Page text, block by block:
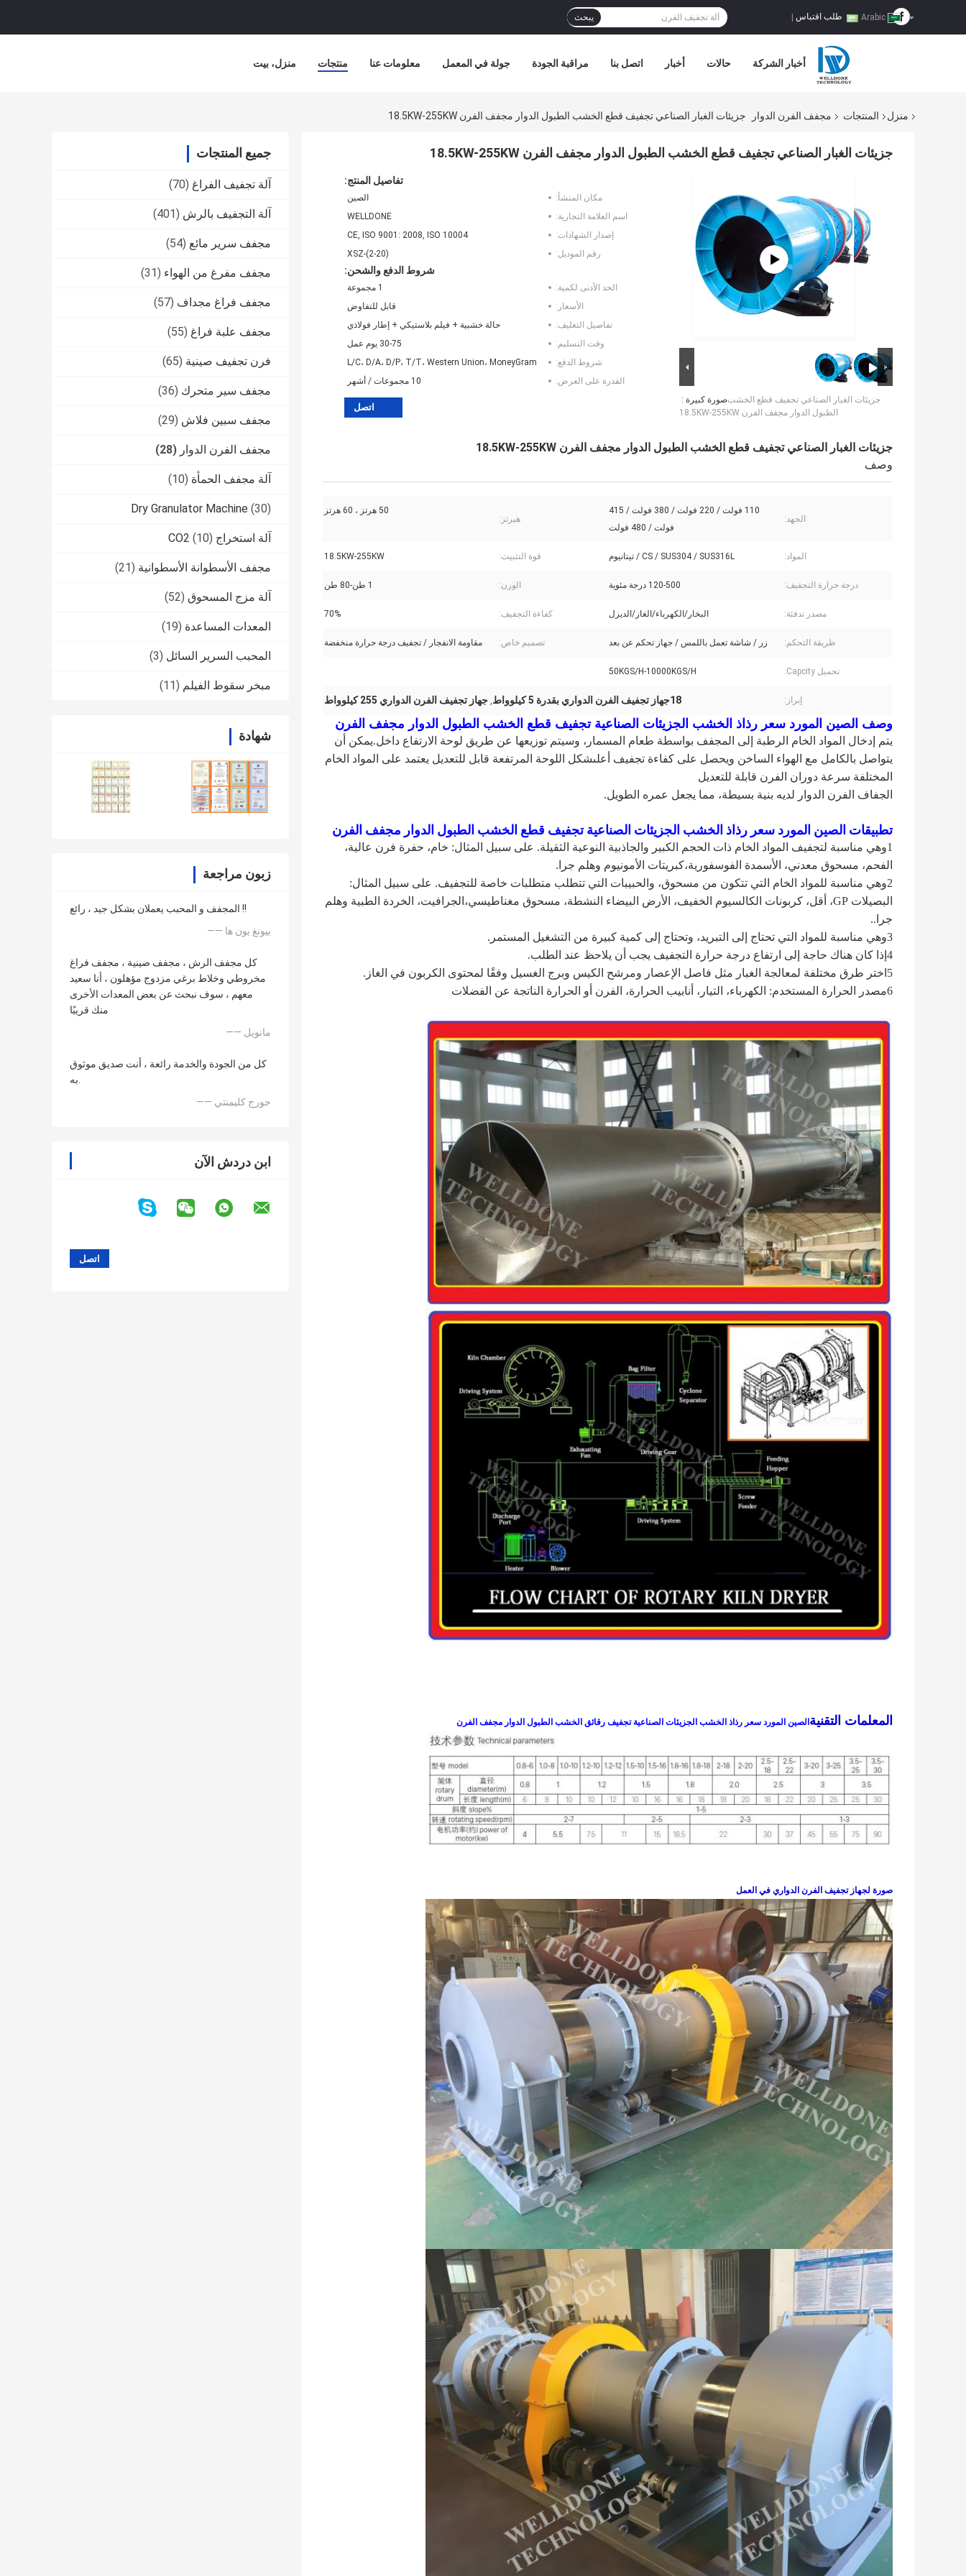
طلب اقتباس يبحث
منزل، بيت منتجات معلومات عنا جولة في المعمل مراقبة الجودة اتصل بنا أخبار حالات أخبار الشركة
منزل المنتجات مجفف الفرن الدوار جزيئات الغبار الصناعي تجفيف قطع الخشب الطبول الدوار مجفف الفرن 18.5KW-255KW
جميع المنتجات
آلة تجفيف الفراغ (70)
آلة التجفيف بالرش (401)
مجفف سرير مائع (54)
مجفف مفرغ من الهواء (31)
مجفف فراغ مجداف (57)
مجفف علبة فراغ (55)
فرن تجفيف صينية (65)
مجفف سير متحرك (36)
مجفف سبين فلاش (29)
مجفف الفرن الدوار (28)
آلة مجفف الحمأة (10)
Dry Granulator Machine (30)
آلة استخراج CO2 (10)
مجفف الأسطوانة الأسطوانية (21)
آلة مزج المسحوق (52)
المعدات المساعدة (19)
المحبب السرير السائل (3)
مبخر سقوط الفيلم (11)
شهادة
زبون مراجعة
المجفف و المحبب يعملان بشكل جيد ، رائع !!
—— بيونغ يون ها
كل مجفف الرش ، مجفف صينية ، مجفف فراغ
مخروطي وخلاط برغي مزدوج مؤهلون ، أنا سعيد
معهم ، سوف نبحث عن بعض المعدات الأخرى
منك قريبًا
—— مانويل
كل من الجودة والخدمة رائعة ، أنت صديق موثوق
به.
—— جورج كليمنتي
ابن دردش الآن
جزيئات الغبار الصناعي تجفيف قطع الخشب الطبول الدوار مجفف الفرن 18.5KW-255KW
صورة كبيرة :جزيئات الغبار الصناعي تجفيف قطع الخشب
الطبول الدوار مجفف الفرن 18.5KW-255KW
تفاصيل المنتج:
مكان المنشأ:
الصين
اسم العلامة التجارية:
WELLDONE
إصدار الشهادات:
CE, ISO 9001: 2008, ISO 10004
رقم الموديل:
XSZ-(2-20)
شروط الدفع والشحن:
الحد الأدنى لكمية:
1 مجموعة
الأسعار:
قابل للتفاوض
تفاصيل التغليف:
حالة خشبية + فيلم بلاستيكي + إطار فولاذي
وقت التسليم:
30-75 يوم عمل
شروط الدفع:
L/C، D/A، D/P، T/T، Western Union، MoneyGram
القدرة على العرض:
10 مجموعات / أشهر
اتصل
جزيئات الغبار الصناعي تجفيف قطع الخشب الطبول الدوار مجفف الفرن 18.5KW-255KW
وصف
الجهد:
110 فولت / 220 فولت / 380 فولت / 415
فولت / 480 فولت
هيرتز:
50 هرتز ، 60 هرتز
المواد: CS / SUS304 / SUS316L / تيتانيوم قوة التثبيت: 18.5KW-255KW
درجة حرارة التجفيف: 120-500 درجة مئوية الوزن: 1 طن-80 طن
مصدر تدفئة: البخار/الكهرباء/الغاز/الديزل كفاءة التجفيف: 70%
طريقة التحكم: زر / شاشة تعمل باللمس / جهاز تحكم عن بعد تصميم خاص: مقاومة الانفجار / تجفيف درجة حرارة منخفضة
تحميل Capcity: 50KGS/H-10000KGS/H
إبراز: 18جهاز تجفيف الفرن الدواري بقدرة 5 كيلوواط , جهاز تجفيف الفرن الدواري 255 كيلوواط
وصف الصين المورد سعر رذاذ الخشب الجزيئات الصناعية تجفيف قطع الخشب الطبول الدوار مجفف الفرن
يتم إدخال المواد الخام الرطبة إلى المجفف بواسطة طعام المسمار، وسيتم توزيعها عن طريق لوحة الارتفاع داخل.يمكن أن
يتواصل بالكامل مع الهواء الساخن ويحصل على كفاءة تجفيف أعلىشكل اللوحة المرتفعة قابل للتعديل يعتمد على المواد الخام
المختلفة سرعة دوران الفرن قابلة للتعديل
الجفاف الفرن الدوار لديه بنية بسيطة، مما يجعل عمره الطويل.
تطبيقات الصين المورد سعر رذاذ الخشب الجزيئات الصناعية تجفيف قطع الخشب الطبول الدوار مجفف الفرن
1وهي مناسبة لتجفيف المواد الخام ذات الحجم الكبير والجاذبية النوعية الثقيلة. على سبيل المثال: خام، حفرة فرن عالية،
الفحم، مسحوق معدني، الأسمدة الفوسفورية،كبريتات الأمونيوم وهلم جرا.
2وهي مناسبة للمواد الخام التي تتكون من مسحوق، والحبيبات التي تتطلب متطلبات خاصة للتجفيف. على سبيل المثال:
البصيلات GP، أقل، كربونات الكالسيوم الخفيف، الأرض البيضاء النشطة، مسحوق مغناطيسي،الجرافيت، الخردة الطبية وهلم
جرا..
3وهي مناسبة للمواد التي تحتاج إلى التبريد، وتحتاج إلى كمية كبيرة من التشغيل المستمر.
4إذا كان هناك حاجة إلى ارتفاع درجة حرارة التجفيف يجب أن يلاحظ عند الطلب.
5اختر طرق مختلفة لمعالجة الغبار مثل فاصل الإعصار ومرشح الكيس وبرج الغسيل وفقًا لمحتوى الكربون في الغاز.
6مصدر الحرارة المستخدم: الكهرباء، التيار، أنابيب الحرارة، الفرن أو الحرارة الناتجة عن الفضلات
المعلمات التقنية الصين المورد سعر رذاذ الخشب الجزيئات الصناعية تجفيف رقائق الخشب الطبول الدوار مجفف الفرن
صورة لجهاز تجفيف الفرن الدواري في العمل